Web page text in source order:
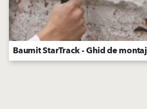
Baumit StarTrack - Ghid de montaj